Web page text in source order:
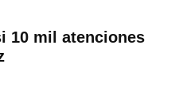
10 mil atenciones